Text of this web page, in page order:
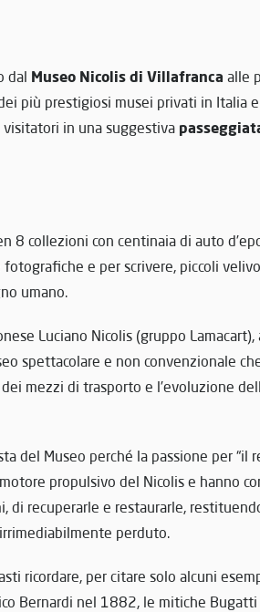
dal Museo Nicolis di Villafranca alle
più prestigiosi musei privati in Italia
visitatori in una suggestiva
8 collezioni con centinaia di auto
e per scrivere, piccoli
umano.
Luciano Nicolis (gruppo
spettacolare e non convenzionale
mezzi di trasporto e l’evoluzione
del Museo perché la passione per
propulsivo del Nicolis e hanno
recuperarle e restaurarle,
perduto.
ricordare, per citare solo alcuni
Bernardi nel 1882, le mitiche Bugatti